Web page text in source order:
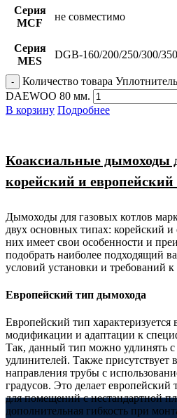
Серия
MCF
не совместимо
Серия
MES
DGB-160/200/250/300/
Количество товара
DAEWOO 80 мм.
В корзину Подробнее
Коаксиальные дымоходы
корейский и
Дымоходы для газовых котлов
двух основных типах: корейский
них имеет свои особенности и
подобрать наиболее подходящий
условий установки и требований к
Европейский тип дымохода
Европейский тип
модификации и адаптации к
Так, данный тип можно удлинять
удлинителей. Также присутствует
направления трубы с
градусов. Это делает
для помещений с нестандартной
дополнительная гибкость при